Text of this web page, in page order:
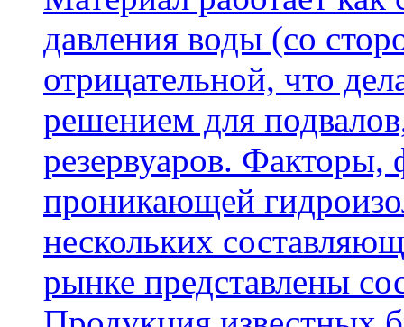
давления воды (со
отрицательной, что
решением для
резервуаров.
проникающей
нескольких
рынке представлены